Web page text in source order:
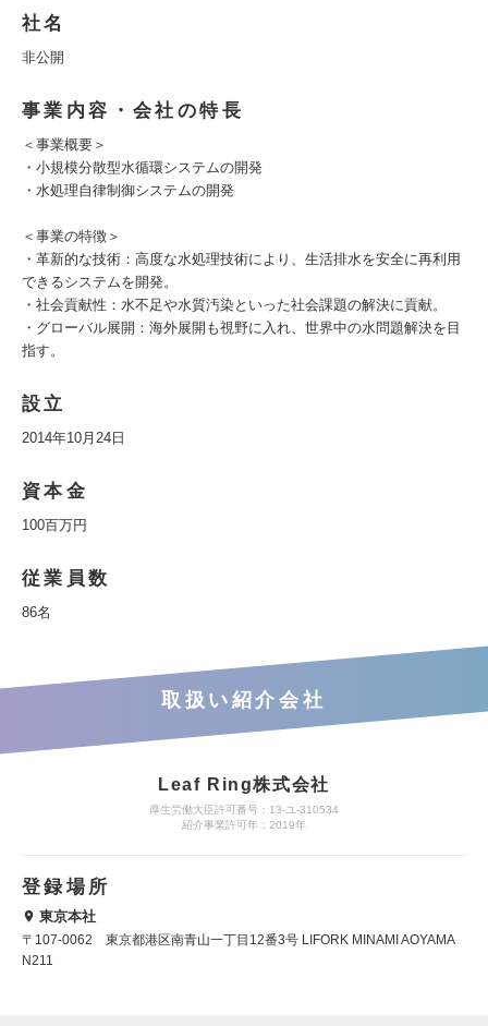
社名
非公開
事業内容・会社の特長
＜事業概要＞
・小規模分散型水循環システムの開発
・水処理自律制御システムの開発
＜事業の特徴＞
・革新的な技術：高度な水処理技術により、生活排水を安全に再利用
できるシステムを開発。
・社会貢献性：水不足や水質汚染といった社会課題の解決に貢献。
・グローバル展開：海外展開も視野に入れ、世界中の水問題解決を目
指す。
設立
2014年10月24日
資本金
100百万円
従業員数
86名
取扱い紹介会社
Leaf Ring株式会社
厚生労働大臣許可番号：13-ユ-310534
紹介事業許可年：2019年
登録場所
東京本社
〒107-0062 東京都港区南青山一丁目12番3号 LIFORK MINAMI AOYAMA
N211